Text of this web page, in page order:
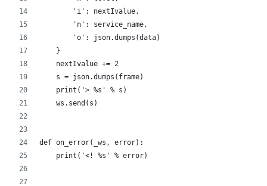
        'i': nextIvalue,
        'n': service_name,
        'o': json.dumps(data)
    }
    nextIvalue += 2
    s = json.dumps(frame)
    print('> %s' % s)
    ws.send(s)
def on_error(_ws, error):
    print('<! %s' % error)